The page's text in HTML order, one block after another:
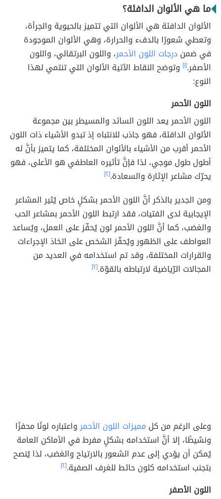
ما هي الألوان الدافئة؟
الألوان الدافئة هي الألوان التي تتميز بالحيوية والجرأة،
وتعطي شعورًا بالدفء والحرارة، وهي الألوان الموجودة
في ضمندرجات اللون الأحمر، واللون البرتقالي، واللون
الأصفر.[١] وتوضح النقاط الآتية الألوان التي تنتمي لهذا
النوع:
اللون الأحمر
اللون الأحمر يعد اللون السائد والمسيطر بين مجموعة
الألوان الدافئة، فهو جاذب للانتباه إذ تبدو الأشياء ذات اللون
الأحمر أقرب من الأشياء بالألوان المختلفة، كما يتميز بأنَّ له
أطول طول موجي، لذا فإنَّ تأثيره العاطفي هو الأعلى، فهو
يحرّك مشاعر الإثارة والسعادة.[٢]
ومن الجدير بالذكر أنَّ اللون الأحمر بشكلٍ خاص يُثير المشاعر
الإيجابية لدى الفتيات، فقد ارتبط اللون الأحمر بمشاعر الحب
والغضب، كما أنَّ اللون الأحمر لون يُحفّز على العمل، ويُساعد
العواطف على الظهور ويُحفّز الشخص على اتخاذ الإجراءات
والقرارات المختلفة، وقد تم استخدامه في العديد من
المجالات الرّياضية لارتباطه بالقوّة.[٢]
وعلى الرغم من كل مميزات اللون الأحمرواعتباره لونًا محفزًا
ونشيطًا، إلا أنَّ استخدامه بشكلٍ مفرط في الأماكن العامة
يُمكن أن يؤدي إلى عدم الشعور بالارتياح والغضب، لذا يُنصح
بتجنب استخدامه كلون حائط للغرف الصفية.[٢]
اللون الأصفر